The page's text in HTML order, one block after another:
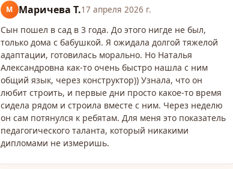
М Маричева Т.17 апреля 2026 г.
Сын пошел в сад в 3 года. До этого нигде не был,
только дома с бабушкой. Я ожидала долгой тяжелой
адаптации, готовилась морально. Но Наталья
Александровна как-то очень быстро нашла с ним
общий язык, через конструктор)) Узнала, что он
любит строить, и первые дни просто какое-то время
сидела рядом и строила вместе с ним. Через неделю
он сам потянулся к ребятам. Для меня это показатель
педагогического таланта, который никакими
дипломами не измеришь.